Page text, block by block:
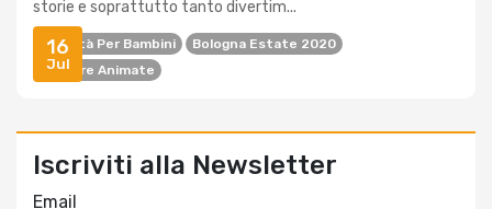
16
Jul
storie e soprattutto tanto divertim...
Attività Per Bambini
Bologna Estate 2020
Letture Animate
Iscriviti alla Newsletter
Email